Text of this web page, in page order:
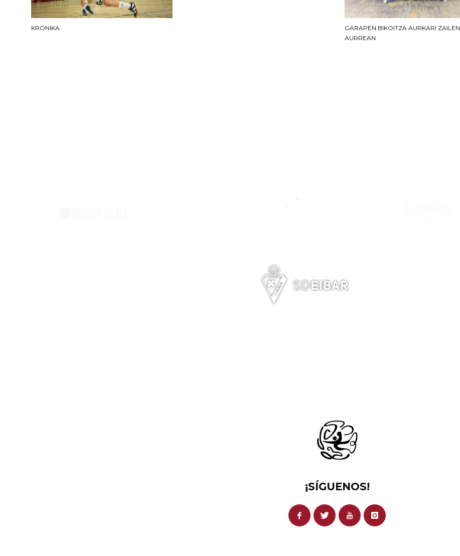
KRONIKA
GARAPEN BIKOITZA AURKARI ZAILEN
AURREAN
¡SÍGUENOS!